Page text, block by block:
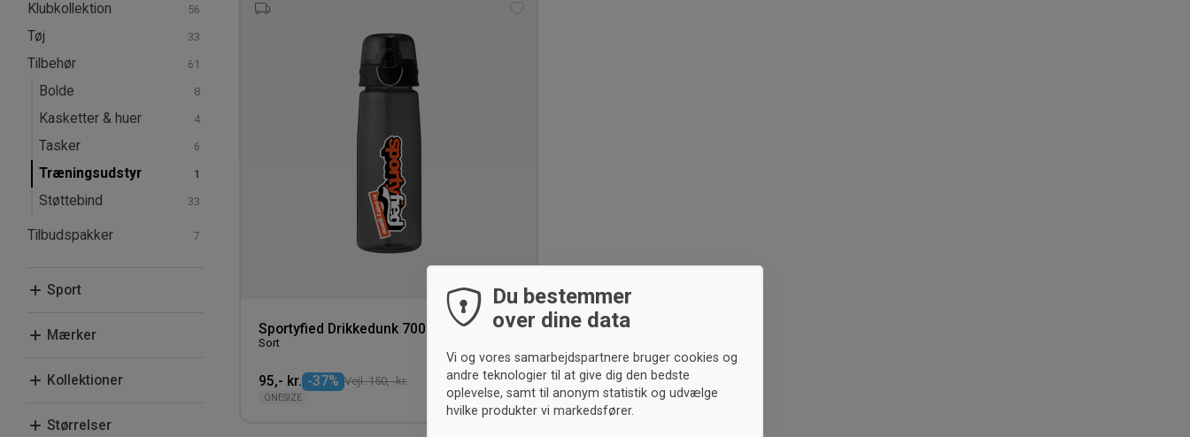
Klubkollektion
Tøj
T-shirts & poloer
Hoodies & sweatshirts
Bukser & tights
Shorts
Sokker
Tilbehør
Bolde
Kasketter & huer
Tasker
Træningsudstyr
Støttebind
Tilbudspakker
Sport
Fritid
Mærker
Sportyfied
Kollektioner
glemmer
Størrelser
Sportyfied Drikkedunk 700 ml
Sort
95,- kr. -37% Vejl. 150,- kr.
ONESIZE
Du bestemmer
over dine data
Vi og vores samarbejdspartnere bruger cookies og
andre teknologier til at give dig den bedste
oplevelse, samt til anonym statistik og udvælge
hvilke produkter vi markedsfører.